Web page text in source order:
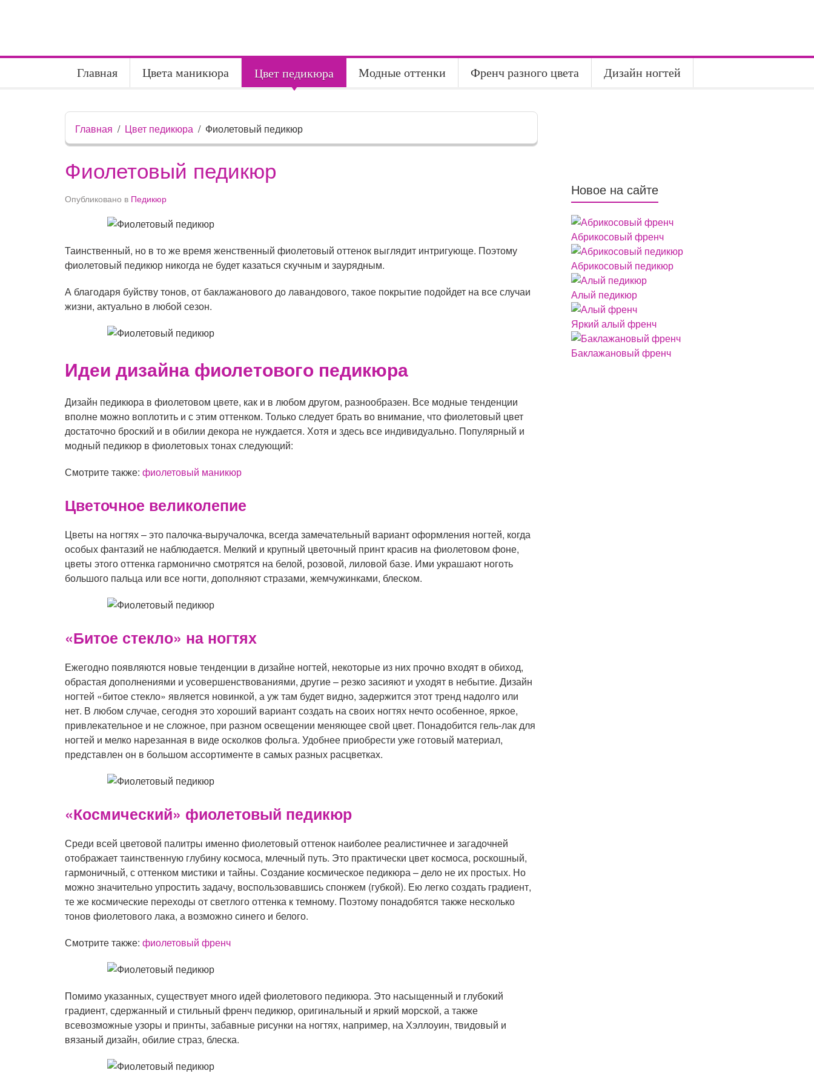
Главная Цвета маникюра Цвет педикюра Модные оттенки Френч разного цвета Дизайн ногтей
Главная Цвет педикюра Фиолетовый педикюр
Фиолетовый педикюр
Опубликовано в Педикюр
Таинственный, но в то же время женственный фиолетовый оттенок выглядит интригующе. Поэтому
фиолетовый педикюр никогда не будет казаться скучным и заурядным.
А благодаря буйству тонов, от баклажанового до лавандового, такое покрытие подойдет на все случаи
жизни, актуально в любой сезон.
Идеи дизайна фиолетового педикюра
Дизайн педикюра в фиолетовом цвете, как и в любом другом, разнообразен. Все модные тенденции
вполне можно воплотить и с этим оттенком. Только следует брать во внимание, что фиолетовый цвет
достаточно броский и в обилии декора не нуждается. Хотя и здесь все индивидуально. Популярный и
модный педикюр в фиолетовых тонах следующий:
Смотрите также: фиолетовый маникюр
Цветочное великолепие
Цветы на ногтях – это палочка-выручалочка, всегда замечательный вариант оформления ногтей, когда
особых фантазий не наблюдается. Мелкий и крупный цветочный принт красив на фиолетовом фоне,
цветы этого оттенка гармонично смотрятся на белой, розовой, лиловой базе. Ими украшают ноготь
большого пальца или все ногти, дополняют стразами, жемчужинками, блеском.
«Битое стекло» на ногтях
Ежегодно появляются новые тенденции в дизайне ногтей, некоторые из них прочно входят в обиход,
обрастая дополнениями и усовершенствованиями, другие – резко засияют и уходят в небытие. Дизайн
ногтей «битое стекло» является новинкой, а уж там будет видно, задержится этот тренд надолго или
нет. В любом случае, сегодня это хороший вариант создать на своих ногтях нечто особенное, яркое,
привлекательное и не сложное, при разном освещении меняющее свой цвет. Понадобится гель-лак для
ногтей и мелко нарезанная в виде осколков фольга. Удобнее приобрести уже готовый материал,
представлен он в большом ассортименте в самых разных расцветках.
«Космический» фиолетовый педикюр
Среди всей цветовой палитры именно фиолетовый оттенок наиболее реалистичнее и загадочней
отображает таинственную глубину космоса, млечный путь. Это практически цвет космоса, роскошный,
гармоничный, с оттенком мистики и тайны. Создание космическое педикюра – дело не их простых. Но
можно значительно упростить задачу, воспользовавшись спонжем (губкой). Ею легко создать градиент,
те же космические переходы от светлого оттенка к темному. Поэтому понадобятся также несколько
тонов фиолетового лака, а возможно синего и белого.
Смотрите также: фиолетовый френч
Помимо указанных, существует много идей фиолетового педикюра. Это насыщенный и глубокий
градиент, сдержанный и стильный френч педикюр, оригинальный и яркий морской, а также
всевозможные узоры и принты, забавные рисунки на ногтях, например, на Хэллоуин, твидовый и
вязаный дизайн, обилие страз, блеска.
Новое на сайте
Абрикосовый френч
Абрикосовый педикюр
Алый педикюр
Яркий алый френч
Баклажановый френч